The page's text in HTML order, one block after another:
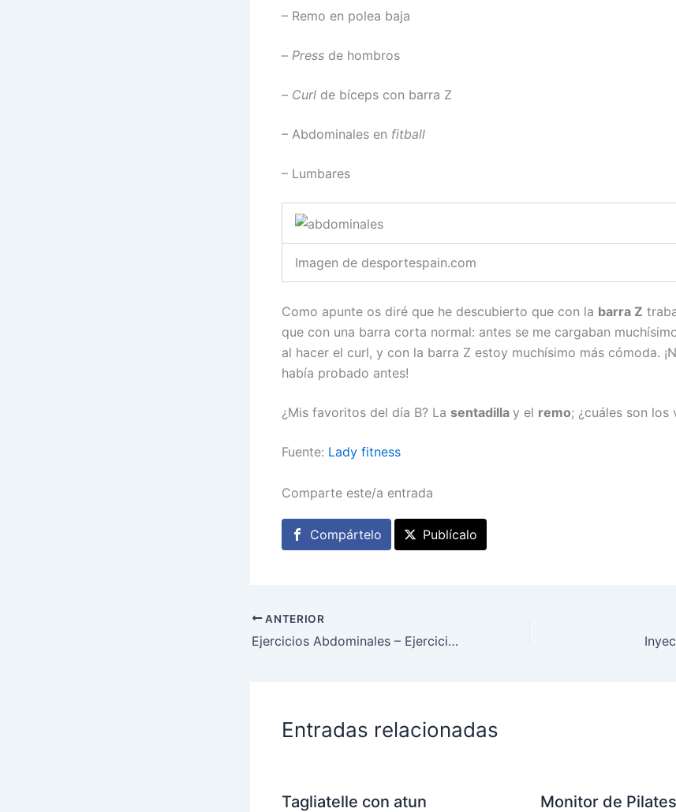
– Remo en polea baja
– Press de hombros
– Curl de bíceps con barra Z
– Abdominales en fitball
– Lumbares
Imagen de desportespain.com
Como apunte os diré que he descubierto que con la barra Z
que con una barra corta normal: antes se me cargaban
al hacer el curl, y con la barra Z estoy muchísimo más cómoda.
había probado antes!
¿Mis favoritos del día B? La sentadilla y el remo; ¿cuáles son los
Fuente: Lady fitness
Comparte este/a entrada
Compártelo Publícalo
ANTERIOR
Ejercicios Abdominales – Ejercicio Abdomen Crunch Con Maquina Abdominal
Entradas relacionadas
Tagliatelle con atun Monitor de Pilates